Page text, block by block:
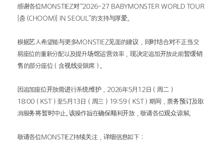
感谢各位MONSTIEZ对“2026-27 BABYMONSTER WORLD TOUR
[춤 (CHOOM)] IN SEOUL”的支持与厚爱。
根据艺人希望能与更多MONSTIEZ见面的建议，同时结合对不正当交
易座位的重新分配以及提升场馆运营效率，现决定追加开放此前暂缓销
售的部分座位（含视线受限席）。
因追加座位开放需进行系统维护，2026年5月12日（周二）
18:00（KST）至5月13日（周三）19:59（KST）期间，票务预订及取
消服务将暂时中止。该操作旨在确保顺利开放，敬请各位观众谅解。
敬请各位MONSTIEZ持续关注，详细信息如下：